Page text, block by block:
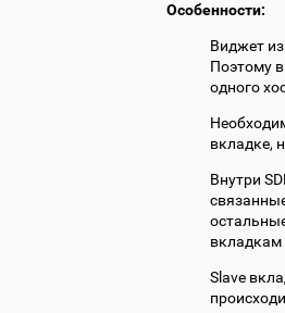
Особенности:
Виджет
Поэтому
одного
вкладке,
Внутри
вкладкам
Slave